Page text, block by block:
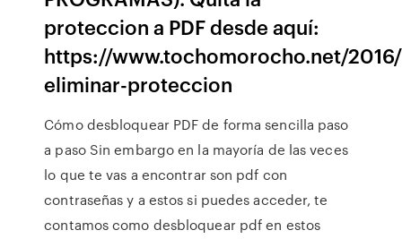
proteccion a PDF desde aquí:
https://www.tochomorocho.net/
eliminar-proteccion
Cómo desbloquear PDF de forma sencilla paso
a paso Sin embargo en la mayoría de las veces
lo que te vas a encontrar son pdf con
contraseñas y a estos si puedes acceder, te
contamos como desbloquear pdf en estos